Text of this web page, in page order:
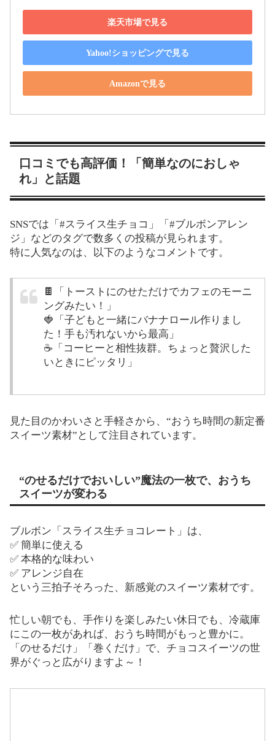
楽天市場で見る
Yahoo!ショッピングで見る
Amazonで見る
口コミでも高評価！「簡単なのにおしゃ
れ」と話題
SNSでは「#スライス生チョコ」「#ブルボンアレン
ジ」などのタグで数多くの投稿が見られます。
特に人気なのは、以下のようなコメントです。
🍫「トーストにのせただけでカフェのモーニ
ングみたい！」
🍓「子どもと一緒にバナナロール作りまし
た！手も汚れないから最高」
☕「コーヒーと相性抜群。ちょっと贅沢した
いときにピッタリ」
見た目のかわいさと手軽さから、“おうち時間の新定番
スイーツ素材”として注目されています。
“のせるだけでおいしい”魔法の一枚で、おうち
スイーツが変わる
ブルボン「スライス生チョコレート」は、
✅ 簡単に使える
✅ 本格的な味わい
✅ アレンジ自在
という三拍子そろった、新感覚のスイーツ素材です。
忙しい朝でも、手作りを楽しみたい休日でも、冷蔵庫
にこの一枚があれば、おうち時間がもっと豊かに。
「のせるだけ」「巻くだけ」で、チョコスイーツの世
界がぐっと広がりますよ～！